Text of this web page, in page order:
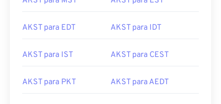
AKST para EDT AKST para IDT
AKST para IST AKST para CEST
AKST para PKT AKST para AEDT